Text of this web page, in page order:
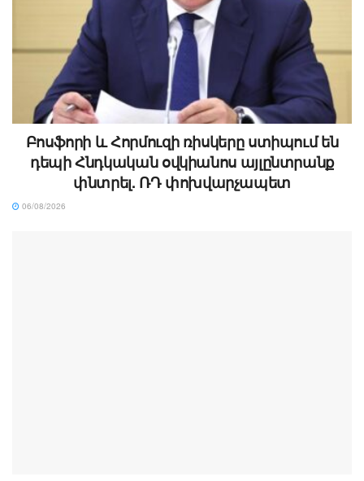
Բոսֆորի և Հորմուզի ռիսկերը ստիպում են
դեպի Հնդկական օվկիանոս այլընտրանք
փնտրել. ՌԴ փոխվարչապետ
06/08/2026